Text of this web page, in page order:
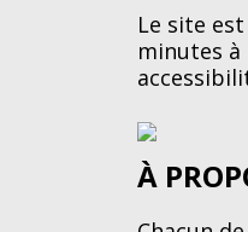
Le site
minutes
À